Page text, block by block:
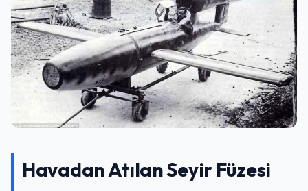
Havadan Atılan Seyir Füzesi